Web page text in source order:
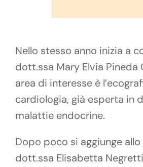
Nello stesso anno inizia a
dott.ssa Mary Elvia Pineda
area di interesse è
cardiologia, già esperta in
malattie endocrine.
Dopo poco si aggiunge
dott.ssa Elisabetta